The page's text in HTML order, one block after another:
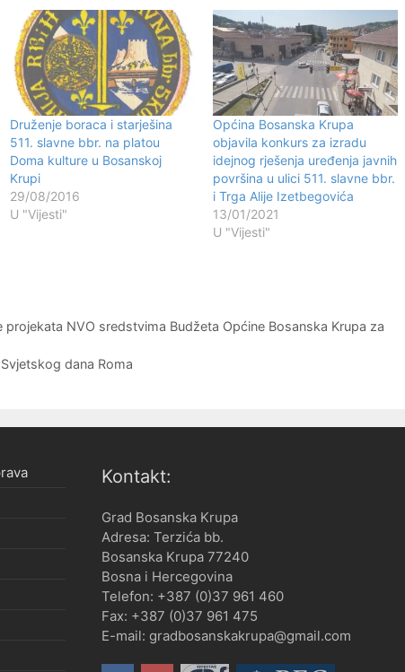
Druženje boraca i starješina
511. slavne bbr. na platou
Doma kulture u Bosanskoj
Krupi
29/08/2016
U "Vijesti"
Općina Bosanska Krupa
objavila konkurs za izradu
idejnog rješenja uređenja javnih
površina u ulici 511. slavne bbr.
i Trga Alije Izetbegovića
13/01/2021
U "Vijesti"
NVO sredstvima Budžeta Općine Bosanska Krupa za
dana Roma
Kontakt:
Grad Bosanska Krupa
Adresa: Terzića bb.
Bosanska Krupa 77240
Bosna i Hercegovina
Telefon: +387 (0)37 961 460
Fax: +387 (0)37 961 475
E-mail: gradbosanskakrupa@gmail.com